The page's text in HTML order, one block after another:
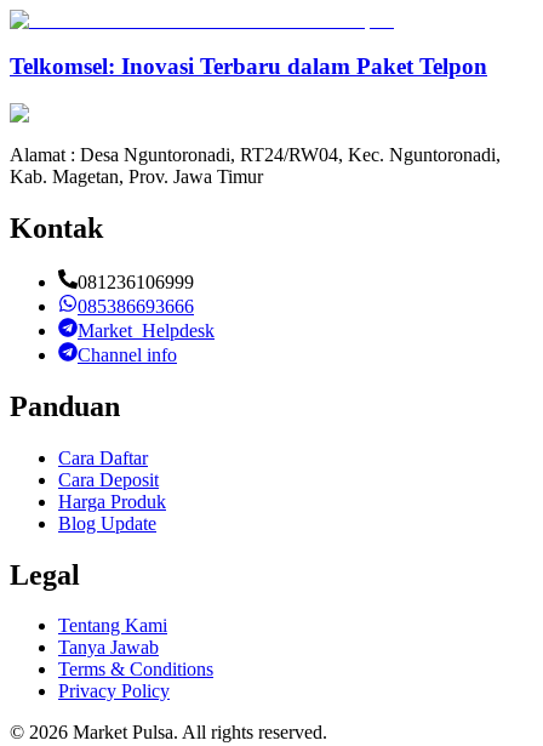
Telkomsel: Inovasi Terbaru dalam Paket Telpon
Alamat : Desa Nguntoronadi, RT24/RW04, Kec. Nguntoronadi,
Kab. Magetan, Prov. Jawa Timur
Kontak
081236106999
085386693666
Market_Helpdesk
Channel info
Panduan
Cara Daftar
Cara Deposit
Harga Produk
Blog Update
Legal
Tentang Kami
Tanya Jawab
Terms & Conditions
Privacy Policy
© 2026 Market Pulsa. All rights reserved.